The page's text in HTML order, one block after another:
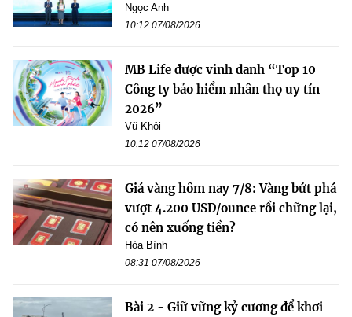
Ngọc Anh
10:12 07/08/2026
MB Life được vinh danh “Top 10
Công ty bảo hiểm nhân thọ uy tín
2026”
Vũ Khôi
10:12 07/08/2026
Giá vàng hôm nay 7/8: Vàng bứt phá
vượt 4.200 USD/ounce rồi chững lại,
có nên xuống tiền?
Hòa Bình
08:31 07/08/2026
Bài 2 - Giữ vững kỷ cương để khơi